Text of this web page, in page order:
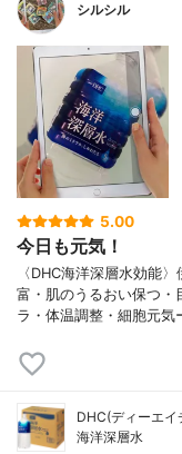
シルシル
5.00
今日も元気！
〈DHC海洋深層水効能
富・肌のうるおい保つ・
ラ・体温調整・細胞元気
DHC(ディーエイ
海洋深層水